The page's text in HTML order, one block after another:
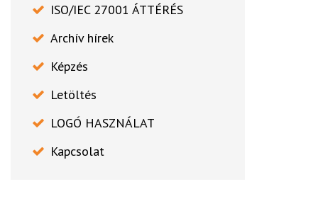
ISO/IEC 27001 ÁTTÉRÉS
Archív hírek
Képzés
Letöltés
LOGÓ HASZNÁLAT
Kapcsolat